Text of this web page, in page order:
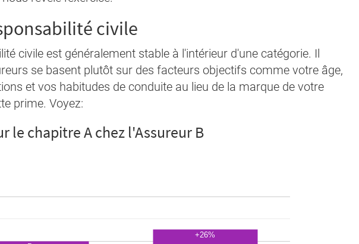
civile
civile est généralement stable à l'intérieur d'une catégorie. Il
se basent plutôt sur des facteurs objectifs comme votre âge,
et vos habitudes de conduite au lieu de la marque de votre
prime. Voyez:
le chapitre A chez l'Assureur B